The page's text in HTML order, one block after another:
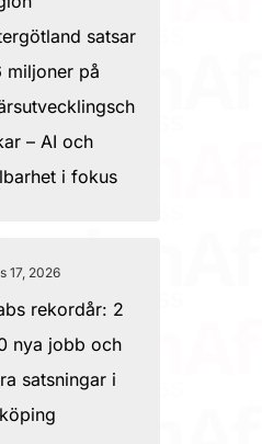
satsar
miljoner på
– AI och
i fokus
17, 2026
rekordår: 2
nya jobb och
satsningar i